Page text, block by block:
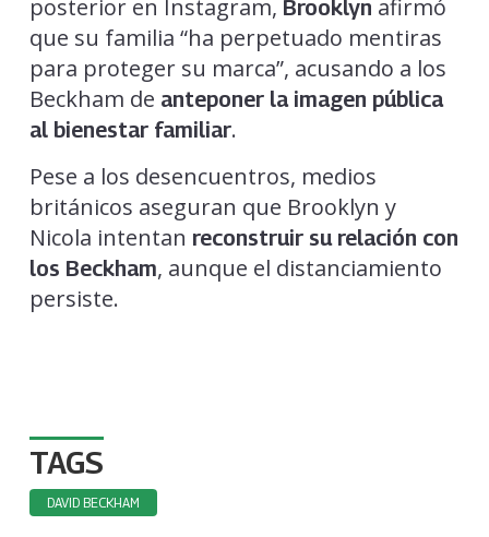
posterior en Instagram, Brooklyn afirmó
que su familia “ha perpetuado mentiras
para proteger su marca”, acusando a los
Beckham de anteponer la imagen pública
al bienestar familiar.
Pese a los desencuentros, medios
británicos aseguran que Brooklyn y
Nicola intentan reconstruir su relación con
los Beckham, aunque el distanciamiento
persiste.
TAGS
DAVID BECKHAM